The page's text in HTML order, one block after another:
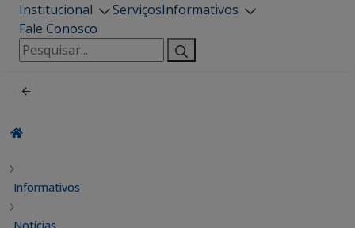
Institucional ServiçosInformativos
Fale Conosco
Pesquisar
por:
Informativos